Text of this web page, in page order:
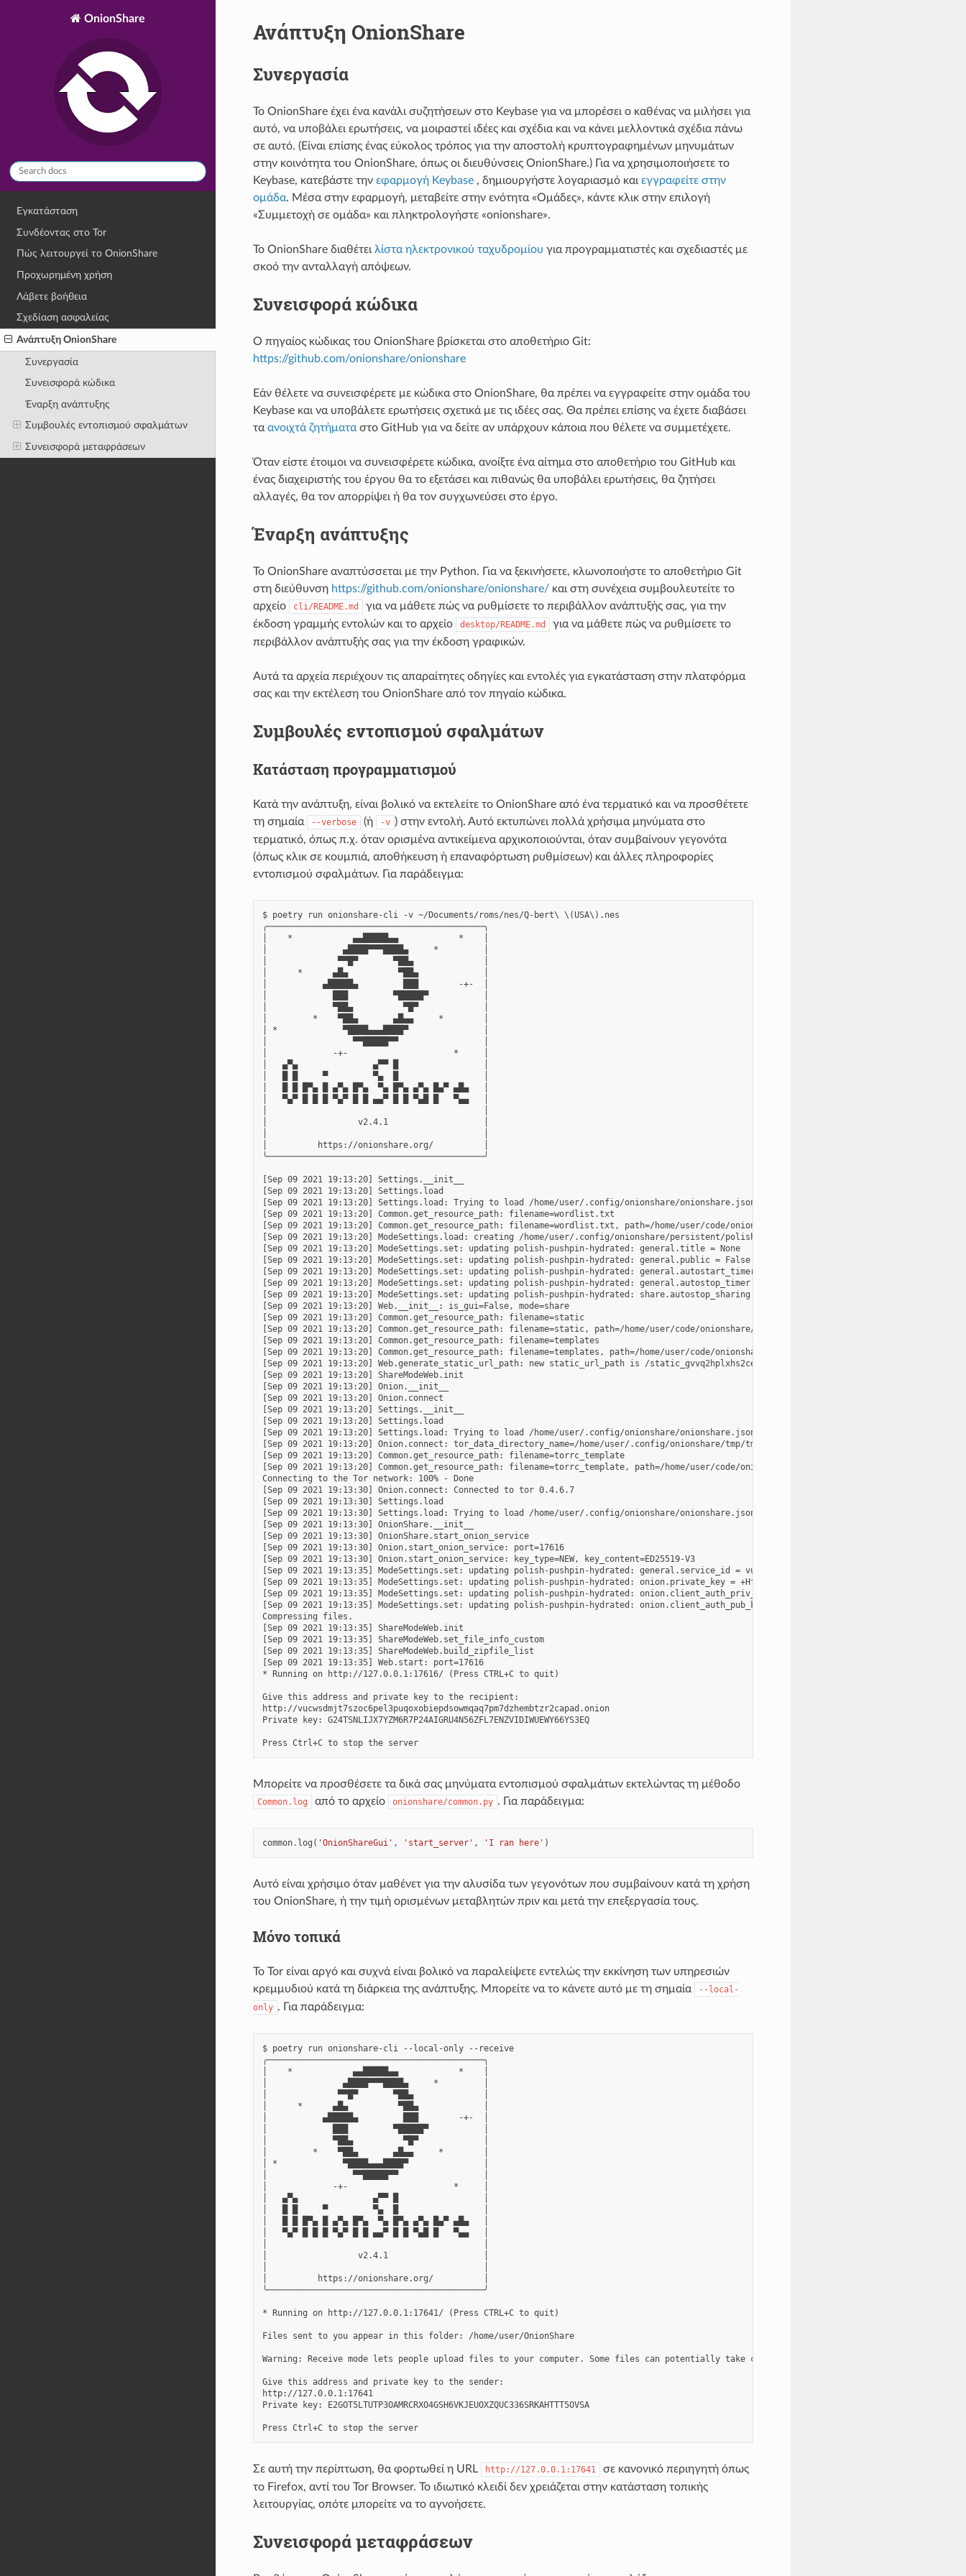
OnionShare
Εγκατάσταση
Συνδέοντας στο Tor
Πώς λειτουργεί το OnionShare
Προχωρημένη χρήση
Λάβετε βοήθεια
Σχεδίαση ασφαλείας
Ανάπτυξη OnionShare
Συνεργασία
Συνεισφορά κώδικα
Έναρξη ανάπτυξης
Συμβουλές εντοπισμού σφαλμάτων
Συνεισφορά μεταφράσεων
Ανάπτυξη OnionShare
Συνεργασία
Το OnionShare έχει ένα κανάλι συζητήσεων στο Keybase για να μπορέσει ο καθένας να μιλήσει για
αυτό, να υποβάλει ερωτήσεις, να μοιραστεί ιδέες και σχέδια και να κάνει μελλοντικά σχέδια πάνω
σε αυτό. (Είναι επίσης ένας εύκολος τρόπος για την αποστολή κρυπτογραφημένων μηνυμάτων
στην κοινότητα του OnionShare, όπως οι διευθύνσεις OnionShare.) Για να χρησιμοποιήσετε το
Keybase, κατεβάστε την εφαρμογή Keybase, δημιουργήστε λογαριασμό και εγγραφείτε στην
ομάδα. Μέσα στην εφαρμογή, μεταβείτε στην ενότητα «Ομάδες», κάντε κλικ στην επιλογή
«Συμμετοχή σε ομάδα» και πληκτρολογήστε «onionshare».
Το OnionShare διαθέτει λίστα ηλεκτρονικού ταχυδρομίου για προγραμματιστές και σχεδιαστές με
σκοό την ανταλλαγή απόψεων.
Συνεισφορά κώδικα
Ο πηγαίος κώδικας του OnionShare βρίσκεται στο αποθετήριο Git:
https://github.com/onionshare/onionshare
Εάν θέλετε να συνεισφέρετε με κώδικα στο OnionShare, θα πρέπει να εγγραφείτε στην ομάδα του
Keybase και να υποβάλετε ερωτήσεις σχετικά με τις ιδέες σας. Θα πρέπει επίσης να έχετε διαβάσει
τα ανοιχτά ζητήματαστο GitHub για να δείτε αν υπάρχουν κάποια που θέλετε να συμμετέχετε.
Όταν είστε έτοιμοι να συνεισφέρετε κώδικα, ανοίξτε ένα αίτημα στο αποθετήριο του GitHub και
ένας διαχειριστής του έργου θα το εξετάσει και πιθανώς θα υποβάλει ερωτήσεις, θα ζητήσει
αλλαγές, θα τον απορρίψει ή θα τον συγχωνεύσει στο έργο.
Έναρξη ανάπτυξης
Το OnionShare αναπτύσσεται με την Python. Για να ξεκινήσετε, κλωνοποιήστε το αποθετήριο Git
στη διεύθυνση https://github.com/onionshare/onionshare/και στη συνέχεια συμβουλευτείτε το
αρχείο
cli/README.md
για να μάθετε πώς να ρυθμίσετε το περιβάλλον ανάπτυξής σας, για την
έκδοση γραμμής εντολών και το αρχείο
desktop/README.md
για να μάθετε πώς να ρυθμίσετε το
περιβάλλον ανάπτυξής σας για την έκδοση γραφικών.
Αυτά τα αρχεία περιέχουν τις απαραίτητες οδηγίες και εντολές για εγκατάσταση στην πλατφόρμα
σας και την εκτέλεση του OnionShare από τον πηγαίο κώδικα.
Συμβουλές εντοπισμού σφαλμάτων
Κατάσταση προγραμματισμού
Κατά την ανάπτυξη, είναι βολικό να εκτελείτε το OnionShare από ένα τερματικό και να προσθέτετε
τη σημαία
--verbose (ή -v ) στην εντολή. Αυτό εκτυπώνει πολλά χρήσιμα μηνύματα στο
τερματικό, όπως π.χ. όταν ορισμένα αντικείμενα αρχικοποιούνται, όταν συμβαίνουν γεγονότα
(όπως κλικ σε κουμπιά, αποθήκευση ή επαναφόρτωση ρυθμίσεων) και άλλες πληροφορίες
εντοπισμού σφαλμάτων. Για παράδειγμα:
$ poetry run onionshare-cli -v ~/Documents/roms/nes/Q-bert\ \(USA\).nes
╭───────────────────────────────────────────╮
│    *            ▄▄█████▄▄            *    │
│               ▄████▀▀▀████▄     *         │
│              ▀▀█▀       ▀██▄              │
│      *      ▄█▄          ▀██▄             │
│           ▄█████▄         ███        -+-  │
│             ███         ▀█████▀           │
│             ▀██▄          ▀█▀             │
│         *    ▀██▄       ▄█▄▄     *        │
│ *             ▀████▄▄▄████▀               │
│                 ▀▀█████▀▀                 │
│             -+-                     *     │
│   ▄▀▄               ▄▀▀ █                 │
│   █ █     ▀         ▀▄  █                 │
│   █ █ █▀▄ █ ▄▀▄ █▀▄  ▀▄ █▀▄ ▄▀▄ █▄▀ ▄█▄   │
│   ▀▄▀ █ █ █ ▀▄▀ █ █ ▄▄▀ █ █ ▀▄█ █   ▀▄▄   │
│                  v2.4.1                   │
│          https://onionshare.org/          │
╰───────────────────────────────────────────╯
[Sep 09 2021 19:13:20] Settings.__init__
[Sep 09 2021 19:13:20] Settings.load
[Sep 09 2021 19:13:20] Settings.load: Trying to load /home/user/.config/onionshare/onionshare.json
[Sep 09 2021 19:13:20] Common.get_resource_path: filename=wordlist.txt
[Sep 09 2021 19:13:20] Common.get_resource_path: filename=wordlist.txt, path=/home/user/code/onionshare/cli/onionshare_cli/resources/
[Sep 09 2021 19:13:20] ModeSettings.load: creating /home/user/.config/onionshare/persistent/polish-pushpin-hydrated.json
[Sep 09 2021 19:13:20] ModeSettings.set: updating polish-pushpin-hydrated: general.title = None
[Sep 09 2021 19:13:20] ModeSettings.set: updating polish-pushpin-hydrated: general.public = False
[Sep 09 2021 19:13:20] ModeSettings.set: updating polish-pushpin-hydrated: general.autostart_timer = 0
[Sep 09 2021 19:13:20] ModeSettings.set: updating polish-pushpin-hydrated: general.autostop_timer = 0
[Sep 09 2021 19:13:20] ModeSettings.set: updating polish-pushpin-hydrated: share.autostop_sharing = True
[Sep 09 2021 19:13:20] Web.__init__: is_gui=False, mode=share
[Sep 09 2021 19:13:20] Common.get_resource_path: filename=static
[Sep 09 2021 19:13:20] Common.get_resource_path: filename=static, path=/home/user/code/onionshare/cli/onionshare_cli/resources/static
[Sep 09 2021 19:13:20] Common.get_resource_path: filename=templates
[Sep 09 2021 19:13:20] Common.get_resource_path: filename=templates, path=/home/user/code/onionshare/cli/onionshare_cli/resources/templates
[Sep 09 2021 19:13:20] Web.generate_static_url_path: new static_url_path is /static_gvvq2hplxhs2cekk665kagei6m
[Sep 09 2021 19:13:20] ShareModeWeb.init
[Sep 09 2021 19:13:20] Onion.__init__
[Sep 09 2021 19:13:20] Onion.connect
[Sep 09 2021 19:13:20] Settings.__init__
[Sep 09 2021 19:13:20] Settings.load
[Sep 09 2021 19:13:20] Settings.load: Trying to load /home/user/.config/onionshare/onionshare.json
[Sep 09 2021 19:13:20] Onion.connect: tor_data_directory_name=/home/user/.config/onionshare/tmp/tmpf3akiouy
[Sep 09 2021 19:13:20] Common.get_resource_path: filename=torrc_template
[Sep 09 2021 19:13:20] Common.get_resource_path: filename=torrc_template, path=/home/user/code/onionshare/cli/onionshare_cli/resources/
Connecting to the Tor network: 100% - Done
[Sep 09 2021 19:13:30] Onion.connect: Connected to tor 0.4.6.7
[Sep 09 2021 19:13:30] Settings.load
[Sep 09 2021 19:13:30] Settings.load: Trying to load /home/user/.config/onionshare/onionshare.json
[Sep 09 2021 19:13:30] OnionShare.__init__
[Sep 09 2021 19:13:30] OnionShare.start_onion_service
[Sep 09 2021 19:13:30] Onion.start_onion_service: port=17616
[Sep 09 2021 19:13:30] Onion.start_onion_service: key_type=NEW, key_content=ED25519-V3
[Sep 09 2021 19:13:35] ModeSettings.set: updating polish-pushpin-hydrated: general.service_id =
[Sep 09 2021 19:13:35] ModeSettings.set: updating polish-pushpin-hydrated: onion.private_key =
[Sep 09 2021 19:13:35] ModeSettings.set: updating polish-pushpin-hydrated: onion.client_auth_priv_key =
[Sep 09 2021 19:13:35] ModeSettings.set: updating polish-pushpin-hydrated: onion.client_auth_pub_key =
Compressing files.
[Sep 09 2021 19:13:35] ShareModeWeb.init
[Sep 09 2021 19:13:35] ShareModeWeb.set_file_info_custom
[Sep 09 2021 19:13:35] ShareModeWeb.build_zipfile_list
[Sep 09 2021 19:13:35] Web.start: port=17616
* Running on http://127.0.0.1:17616/ (Press CTRL+C to quit)
Give this address and private key to the recipient:
http://vucwsdmjt7szoc6pel3puqoxobiepdsowmqaq7pm7dzhembtzr2capad.onion
Private key: G24TSNLIJX7YZM6R7P24AIGRU4N56ZFL7ENZVIDIWUEWY66YS3EQ
Press Ctrl+C to stop the server
Μπορείτε να προσθέσετε τα δικά σας μηνύματα εντοπισμού σφαλμάτων εκτελώντας τη μέθοδο
Common.log από το αρχείο onionshare/common.py . Για παράδειγμα:
common. log ( 'OnionShareGui' , 'start_server' , 'I ran here' )
Αυτό είναι χρήσιμο όταν μαθένετ για την αλυσίδα των γεγονότων που συμβαίνουν κατά τη χρήση
του OnionShare, ή την τιμή ορισμένων μεταβλητών πριν και μετά την επεξεργασία τους.
Μόνο τοπικά
Το Tor είναι αργό και συχνά είναι βολικό να παραλείψετε εντελώς την εκκίνηση των υπηρεσιών
κρεμμυδιού κατά τη διάρκεια της ανάπτυξης. Μπορείτε να το κάνετε αυτό με τη σημαία
--local-
only . Για παράδειγμα:
$ poetry run onionshare-cli --local-only --receive
╭───────────────────────────────────────────╮
│    *            ▄▄█████▄▄            *    │
│               ▄████▀▀▀████▄     *         │
│              ▀▀█▀       ▀██▄              │
│      *      ▄█▄          ▀██▄             │
│           ▄█████▄         ███        -+-  │
│             ███         ▀█████▀           │
│             ▀██▄          ▀█▀             │
│         *    ▀██▄       ▄█▄▄     *        │
│ *             ▀████▄▄▄████▀               │
│                 ▀▀█████▀▀                 │
│             -+-                     *     │
│   ▄▀▄               ▄▀▀ █                 │
│   █ █     ▀         ▀▄  █                 │
│   █ █ █▀▄ █ ▄▀▄ █▀▄  ▀▄ █▀▄ ▄▀▄ █▄▀ ▄█▄   │
│   ▀▄▀ █ █ █ ▀▄▀ █ █ ▄▄▀ █ █ ▀▄█ █   ▀▄▄   │
│                  v2.4.1                   │
│          https://onionshare.org/          │
╰───────────────────────────────────────────╯
* Running on http://127.0.0.1:17641/ (Press CTRL+C to quit)
Files sent to you appear in this folder: /home/user/OnionShare
Warning: Receive mode lets people upload files to your computer. Some files can potentially take control of your computer if you open
Give this address and private key to the sender:
http://127.0.0.1:17641
Private key: E2GOT5LTUTP3OAMRCRXO4GSH6VKJEUOXZQUC336SRKAHTTT5OVSA
Press Ctrl+C to stop the server
Σε αυτή την περίπτωση, θα φορτωθεί η URL http://127.0.0.1:17641
σε κανονικό περιηγητή όπως
το Firefox, αντί του Tor Browser. Το ιδιωτικό κλειδί δεν χρειάζεται στην κατάσταση τοπικής
λειτουργίας, οπότε μπορείτε να το αγνοήσετε.
Συνεισφορά μεταφράσεων